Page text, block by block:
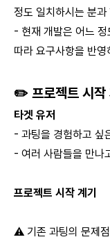
정도 일치하시는 분
- 현재 개발은 어느
따라 요구사항을 반영
✏️ 프로젝트 시작
타겟 유저
- 과팅을 경험하고 싶
- 여러 사람들을 만나
프로젝트 시작 계기
⚠️ 기존 과팅의 문제